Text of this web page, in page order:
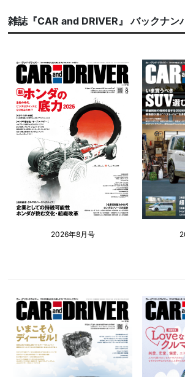
雑誌『CAR and DRIVER』 バックナン
2026年8月号